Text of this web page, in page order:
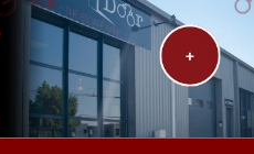
Andrézieux-